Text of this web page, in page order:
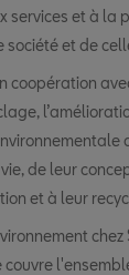
services et à la
société et de
coopération
de leur
et à leur
chez